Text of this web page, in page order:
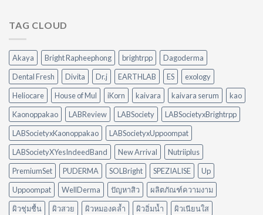
5
คราบ
น้ำมัน
ไม่
ต้อง
ออกแรง
ขัด
Spray
Diffuser
ต่าง
กัน
อย่างไร?
ใช้
อะไร
ดี
ให้
เหมาะ
กับ
บ้าน
ของ
คุณ
TAG CLOUD
Akaya Bright Rapheephong brightrpp
Dagoderma
Dental Fresh
Divita Dr.j EARTHLAB ES
exology
Heliocare
House of Mul iKorn kaivara kaivara serum
kao
Kaonoppakao
LABReview LABSociety
LABSocietyxBrightrpp
LABSocietyxKaonoppakao
LABSocietyxUppoompat
LABSocietyXYesIndeedBand
New Arrival
Nutriiplus
PremiumSet
PUDERMA SOLBright SPEZIALISE
Up
Uppoompat
WellDerma ปัญหาสิว
ผลิตภัณฑ์ความงาม
ผิวชุ่มชื้น
ผิวสวย ผิวหมองคล้ำ ผิวอิ่มน้ำ
ผิวเนียนใส